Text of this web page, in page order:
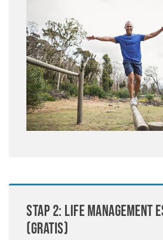
STAP 2: Life Management
(gratis)